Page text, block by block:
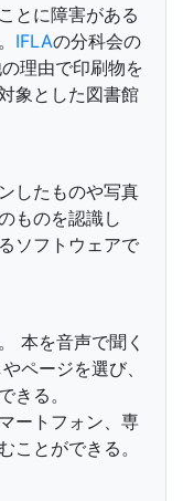
とに障害がある
IFLAの分科会の
理由で印刷物を
象とした図書館
したものや写真
ものを認識し
ソフトウェアで
本を音声で聞く
ページを選び、
きる。
ートフォン、専
ことができる。